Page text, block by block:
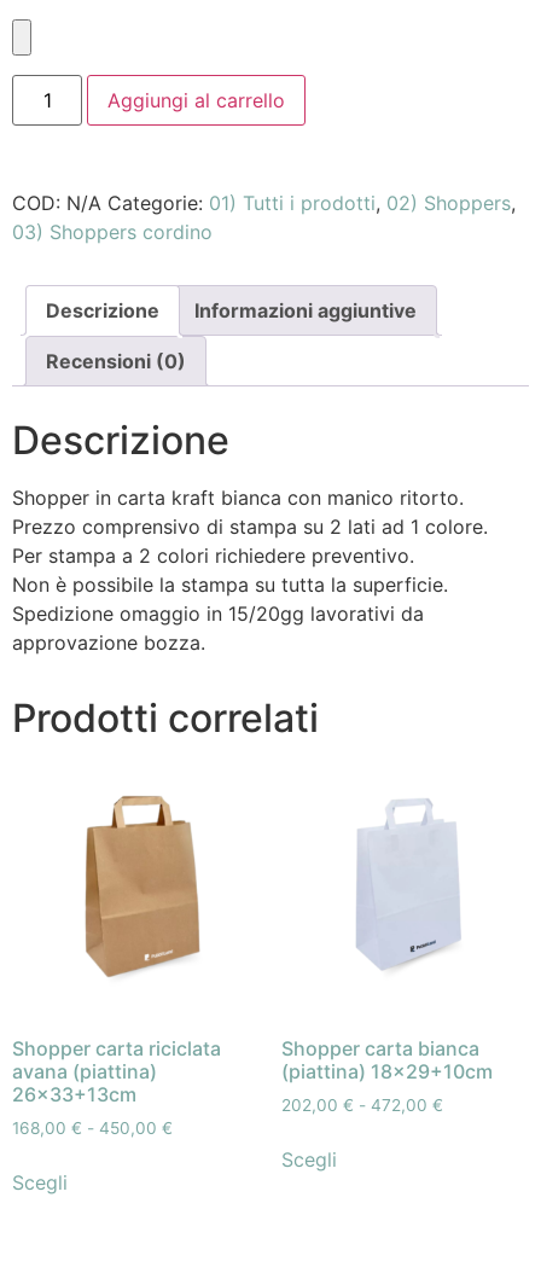
Aggiungi al carrello
COD: N/A Categorie: 01) Tutti i prodotti, 02) Shoppers,
03) Shoppers cordino
Descrizione Informazioni aggiuntive
Recensioni (0)
Descrizione
Shopper in carta kraft bianca con manico ritorto.
Prezzo comprensivo di stampa su 2 lati ad 1 colore.
Per stampa a 2 colori richiedere preventivo.
Non è possibile la stampa su tutta la superficie.
Spedizione omaggio in 15/20gg lavorativi da
approvazione bozza.
Prodotti correlati
Shopper carta riciclata
avana (piattina)
26×33+13cm
168,00 € - 450,00 €
Scegli
Shopper carta bianca
(piattina) 18×29+10cm
202,00 € - 472,00 €
Scegli